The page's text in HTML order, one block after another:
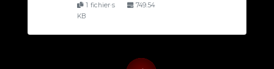
1 fichier·s
749.54
KB